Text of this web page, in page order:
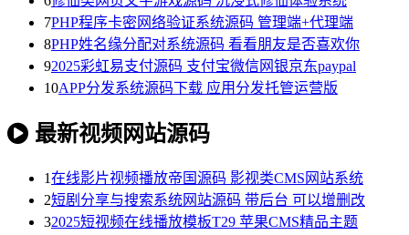
7PHP程序卡密网络验证系统源码 管理端+代理端
8PHP姓名缘分配对系统源码 看看朋友是否喜欢你
92025彩虹易支付源码 支付宝微信网银京东paypal
10APP分发系统源码下载 应用分发托管运营版
最新视频网站源码
1在线影片视频播放帝国源码 影视类CMS网站系统
2短剧分享与搜索系统网站源码 带后台 可以增删改
32025短视频在线播放模板T29 苹果CMS精品主题